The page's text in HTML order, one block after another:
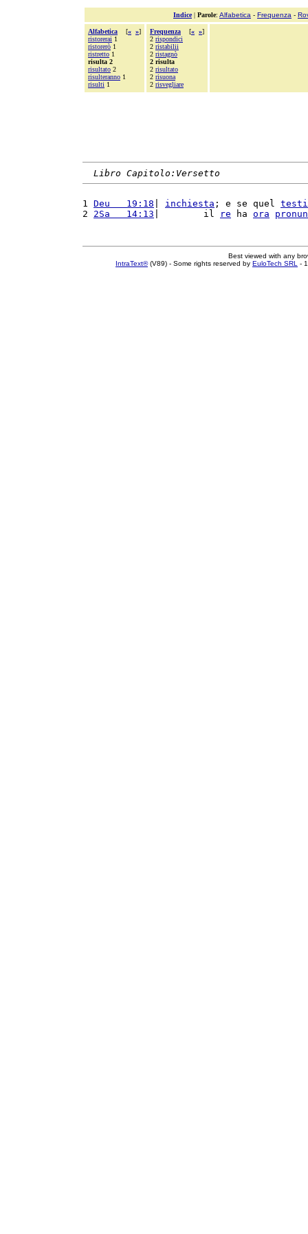
Indice| Parole: Alfabetica - Frequenza -
Alfabetica [« »]
ristorerai 1
ristorerò 1
ristretto 1
risulta 2
risultato 2
risulteranno 1
risulti 1
Frequenza [« »]
2 rispondici
2 ristabilii
2 ristagnò
2 risulta
2 risultato
2 risuona
2 risvegliare
Libro Capitolo:Versetto
1 Deu   19:18 inchiesta ; e se quel
2 2Sa   14:13 |        il re ha ora
Best viewed with any
IntraText®(V89) - Some rights reserved by EuloTech SRL -